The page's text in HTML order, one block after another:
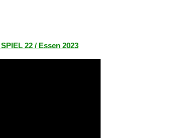
22 / Essen 2023